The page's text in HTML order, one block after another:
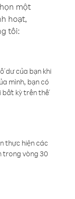
một
hoạt,
tôi:
dư của bạn khi
mình, bạn có
bất kỳ trên thế
thực hiện các
trong vòng 30